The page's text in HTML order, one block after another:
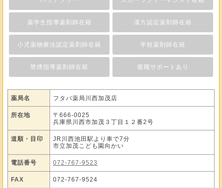
薬学生指導薬剤師在籍 漢方認定薬剤師在籍
小児薬物療法認定薬剤師在籍 学校薬剤師在籍
禁煙指導薬剤師在籍 復職サポートあり
薬局名 フタバ薬局川西加茂店
所在地
〒666-0025
兵庫県川西市加茂３丁目１２番2号
道順・目印
JR川西池田駅より車で7分
市立加茂こども園向かい
電話番号 072-767-9523
FAX 072-767-9524